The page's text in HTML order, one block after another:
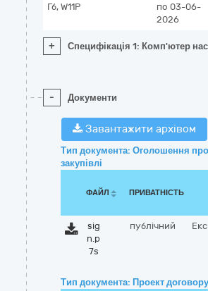
Гб, W11P
по 03-06-
2026
+ Специфікація 1: Комп'ютер
- Документи
Завантажити архівом
Тип документа: Оголошення
закупівлі
ФАЙЛ ПРИВАТНІСТЬ
sig
n.p
7s
публічний
Тип документа: Проект договору